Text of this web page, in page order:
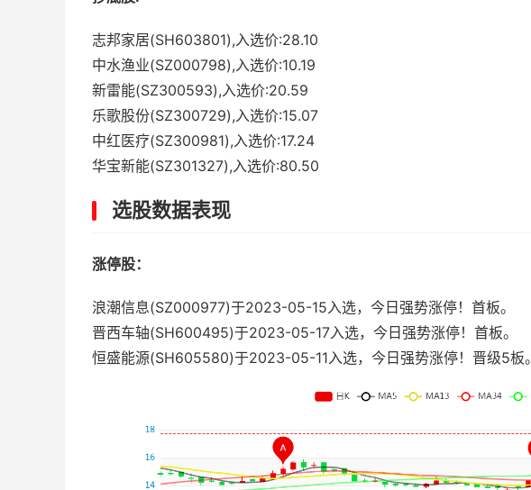
志邦家居(SH603801),入选价:28.10
中水渔业(SZ000798),入选价:10.19
新雷能(SZ300593),入选价:20.59
乐歌股份(SZ300729),入选价:15.07
中红医疗(SZ300981),入选价:17.24
华宝新能(SZ301327),入选价:80.50
选股数据表现
涨停股：
浪潮信息(SZ000977)于2023-05-15入选，今日强势涨停！首板。
晋西车轴(SH600495)于2023-05-17入选，今日强势涨停！首板。
恒盛能源(SH605580)于2023-05-11入选，今日强势涨停！晋级5板。